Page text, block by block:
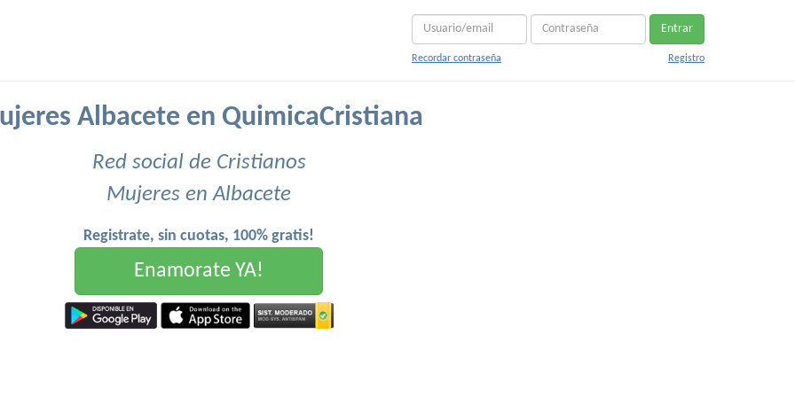
Entrar
Recordar contraseña Registro
Albacete en QuimicaCristiana
Red social de Cristianos
Mujeres en Albacete
Registrate, sin cuotas, 100% gratis!
Enamorate YA!